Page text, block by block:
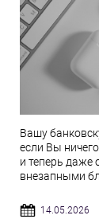
Вашу
если Вы
и теперь даже
внезапными
14.05.2026